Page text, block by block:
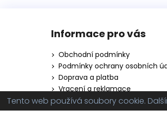
Tento web používá soubory cookie.
Informace pro vás
Obchodní podmínky
Podmínky ochrany osobních
Doprava a platba
Vracení a reklamace